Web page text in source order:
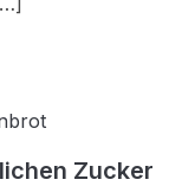
Zucker